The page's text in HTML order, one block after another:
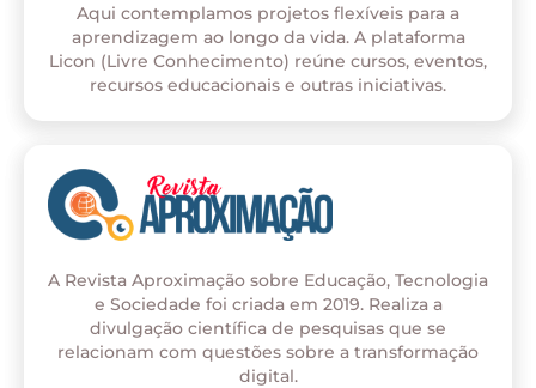
Aqui contemplamos projetos flexíveis para a
aprendizagem ao longo da vida. A plataforma
Licon (Livre Conhecimento) reúne cursos, eventos,
recursos educacionais e outras iniciativas.
A Revista Aproximação sobre Educação, Tecnologia
e Sociedade foi criada em 2019. Realiza a
divulgação científica de pesquisas que se
relacionam com questões sobre a transformação
digital.